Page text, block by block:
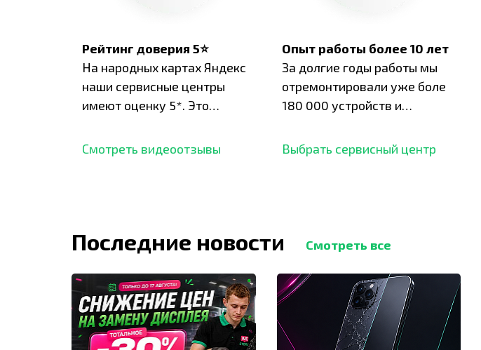
Рейтинг доверия 5⭐
На народных картах Яндекс
наши сервисные центры
имеют оценку 5*. Это
отзывов,
Смотреть видеоотзывы
Опыт работы более 10 лет
За долгие годы работы мы
отремонтировали уже боле
180 000 устройств и
опыт.
Выбрать сервисный центр
Последние новости Смотреть все